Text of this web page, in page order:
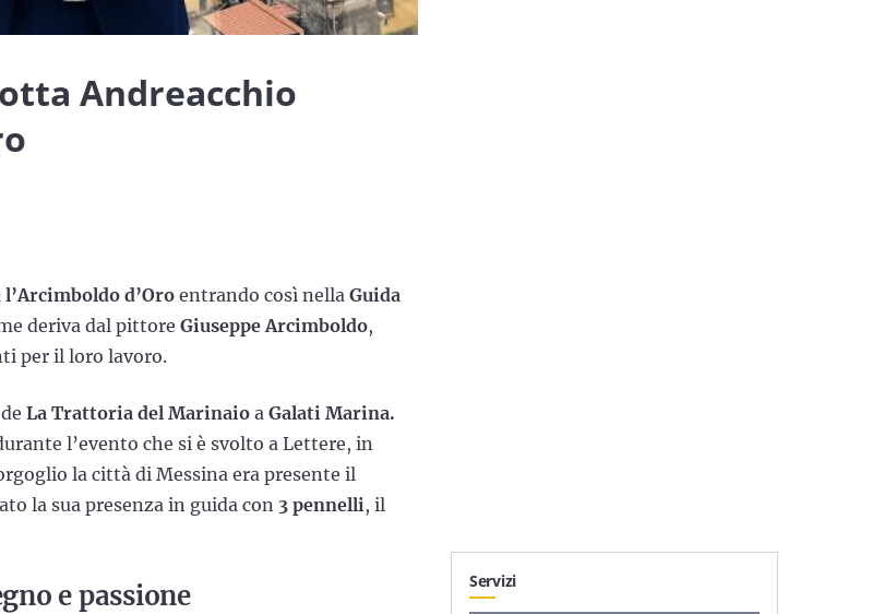
Andreacchio
l’Arcimboldo d’Oro entrando così nella Guida
deriva dal pittore Giuseppe Arcimboldo,
per il loro lavoro.
La Trattoria del Marinaio a Galati Marina.
l’evento che si è svolto a Lettere, in
la città di Messina era presente il
la sua presenza in guida con 3 pennelli , il
e passione Servizi